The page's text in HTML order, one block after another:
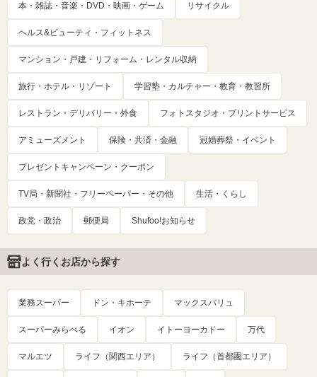
本・雑誌・音楽・DVD・映画・ゲーム リサイクル
ヘルス&ビューティ・フィットネス
マンション・戸建・リフォーム・レンタル収納
旅行・ホテル・リゾート 学習塾・カルチャー・教育・教習所
レストラン・デリバリー・外食 フォトスタジオ・プリントサービス
アミューズメント 保険・共済・金融 冠婚葬祭・イベント
プレゼントキャンペーン・クーポン
TV局・新聞社・フリーペーパー・その他 生活・くらし
政党・政治 郵便局 Shufoo!お知らせ
よく行くお店から探す
業務スーパー ドン・キホーテ マックスバリュ
スーパーみらべる イオン イトーヨーカドー 万代
マルエツ ライフ（関西エリア） ライフ（首都圏エリア）